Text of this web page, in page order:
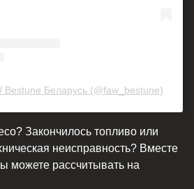
Bestune Беларусь (@faw_bestune)
Закончилось топливо или
неисправность? Вместе
можете рассчитывать на